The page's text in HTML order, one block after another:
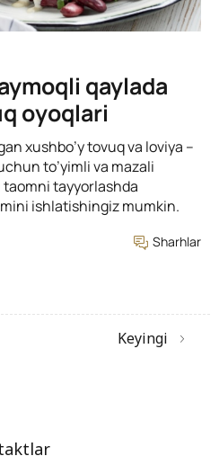
qaylada
oyoqlari
xushbo’y tovuq va loviya –
to’yimli va mazali
taomni tayyorlashda
ishlatishingiz mumkin.
Sharhlar
Keyingi